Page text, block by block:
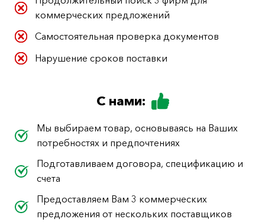
коммерческих предложений
Самостоятельная проверка документов
Нарушение сроков поставки
С нами:
Мы выбираем товар, основываясь на Ваших
потребностях и предпочтениях
Подготавливаем договора, спецификацию и
счета
Предоставляем Вам 3 коммерческих
предложения от нескольких поставщиков